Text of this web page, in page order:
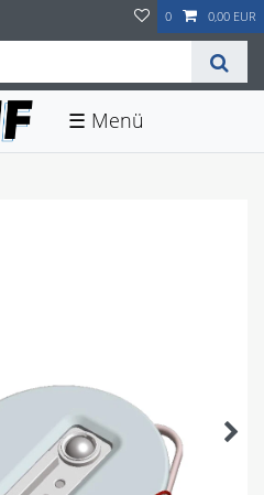
0 0,00 EUR
☰